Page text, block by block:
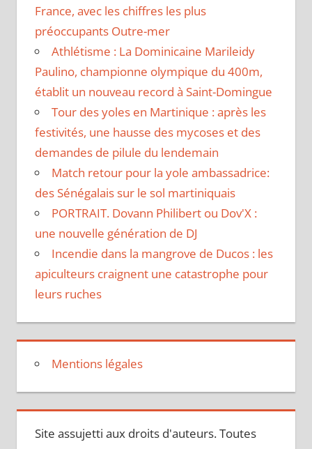
France, avec les chiffres les plus
préoccupants Outre-mer
Athlétisme : La Dominicaine Marileidy
Paulino, championne olympique du 400m,
établit un nouveau record à Saint-Domingue
Tour des yoles en Martinique : après les
festivités, une hausse des mycoses et des
demandes de pilule du lendemain
Match retour pour la yole ambassadrice:
des Sénégalais sur le sol martiniquais
PORTRAIT. Dovann Philibert ou Dov'X :
une nouvelle génération de DJ
Incendie dans la mangrove de Ducos : les
apiculteurs craignent une catastrophe pour
leurs ruches
Mentions légales
Site assujetti aux droits d'auteurs. Toutes